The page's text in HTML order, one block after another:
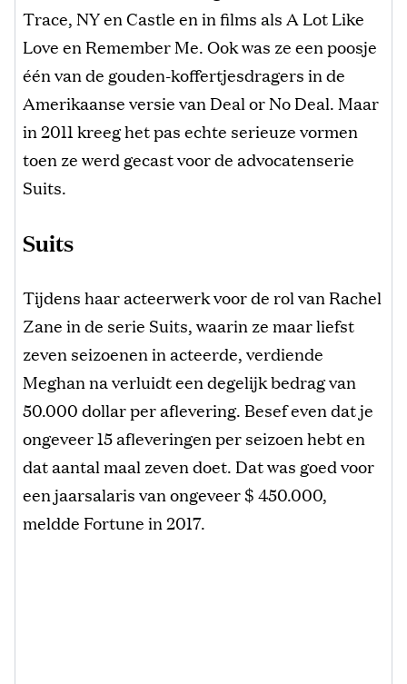
Trace, NY en Castle en in films als A Lot Like
Love en Remember Me. Ook was ze een poosje
één van de gouden-koffertjesdragers in de
Amerikaanse versie van Deal or No Deal. Maar
in 2011 kreeg het pas echte serieuze vormen
toen ze werd gecast voor de advocatenserie
Suits.
Suits
Tijdens haar acteerwerk voor de rol van Rachel
Zane in de serie Suits, waarin ze maar liefst
zeven seizoenen in acteerde, verdiende
Meghan na verluidt een degelijk bedrag van
50.000 dollar per aflevering. Besef even dat je
ongeveer 15 afleveringen per seizoen hebt en
dat aantal maal zeven doet. Dat was goed voor
een jaarsalaris van ongeveer $ 450.000,
meldde Fortune in 2017.